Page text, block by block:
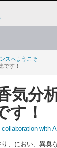
スへようこそ
です！
気分
す！
with
、におい、異臭